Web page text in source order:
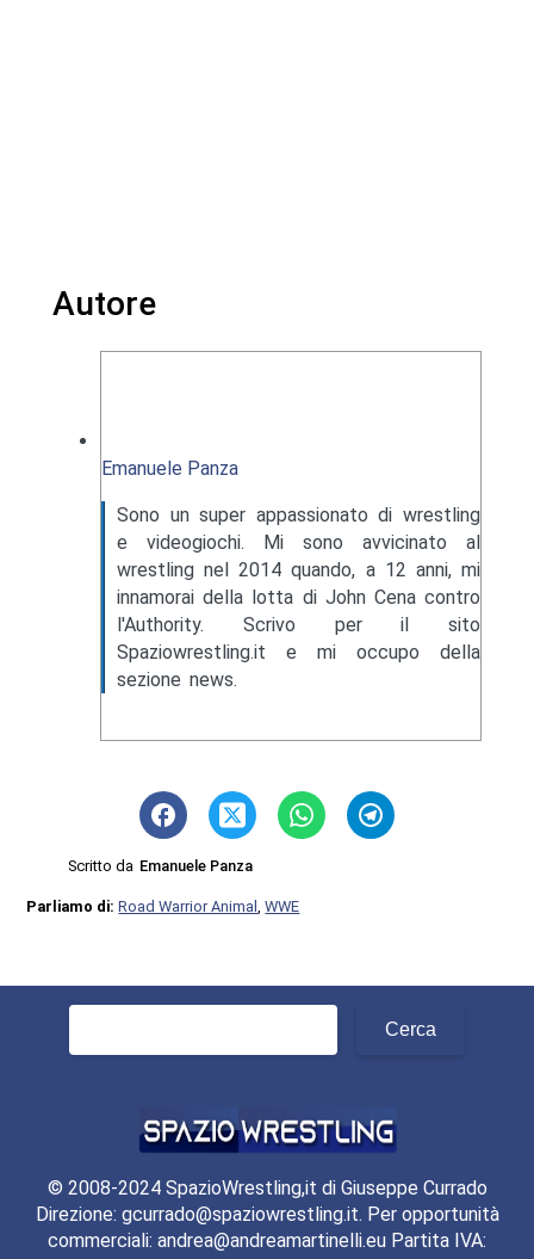
Autore
Emanuele Panza
Sono un super appassionato di wrestling
e videogiochi. Mi sono avvicinato al
wrestling nel 2014 quando, a 12 anni, mi
innamorai della lotta di John Cena contro
l'Authority. Scrivo per il sito
Spaziowrestling.it e mi occupo della
sezione news.
Scritto da Emanuele Panza
Parliamo di:Road Warrior Animal,WWE
Ricerca
© 2008-2024 SpazioWrestling,it di Giuseppe Currado
Direzione: gcurrado@spaziowrestling.it. Per opportunità
commerciali: andrea@andreamartinelli.eu Partita IVA: